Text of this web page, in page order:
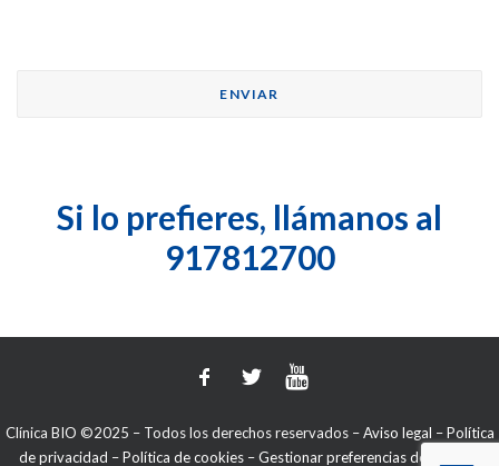
Si lo prefieres, llámanos al
917812700
Clínica BIO ©2025 – Todos los derechos reservados –Aviso legal –Política
de privacidad –Política de cookies –Gestionar preferencias de cookies